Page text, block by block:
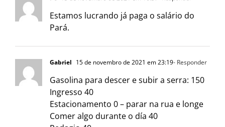
Estamos lucrando já paga o salário do
Pará.
Gabriel 15 de novembro de 2021 em 23:19- Responder
Gasolina para descer e subir a serra: 150
Ingresso 40
Estacionamento 0 – parar na rua e longe
Comer algo durante o día 40